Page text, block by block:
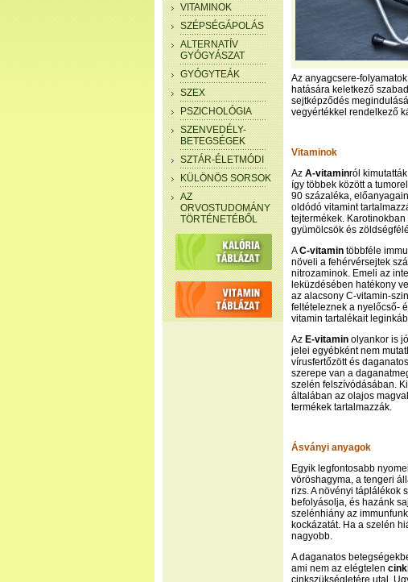
VITAMINOK
SZÉPSÉGÁPOLÁS
ALTERNATÍV
GYÓGYÁSZAT
GYÓGYTEÁK
SZEX
PSZICHOLÓGIA
SZENVEDÉLY-
BETEGSÉGEK
SZTÁR-ÉLETMÓDI
KÜLÖNÖS SORSOK
AZ
ORVOSTUDOMÁNY
TÖRTÉNETÉBŐL
Az anyagcsere-
hatására keletkező
sejtképződés
vegyértékkel rendelkező
Vitaminok
Az A-vitaminról
így többek között a
90 százaléka,
oldódó vitamint
tejtermékek.
gyümölcsök és
AC-vitamin többféle
növeli a fehérvérsejtek
nitrozaminok. Emeli az
leküzdésében hatékony
az alacsony C-vitamin-
feltételeznek a nyelőcső-
vitamin tartalékait
Az E-vitamin olyankor is
jelei egyébként nem
vírusfertőzött és
szerepe van a
szelén felszívódásában.
általában az olajos
termékek tartalmazzák.
Ásványi anyagok
Egyik legfontosabb
vöröshagyma, a tengeri
rizs. A növényi táplálékok
befolyásolja, és hazánk
szelénhiány az
kockázatát. Ha a szelén
nagyobb.
A daganatos
ami nem az elégtelen
cinkszükségletére utal.